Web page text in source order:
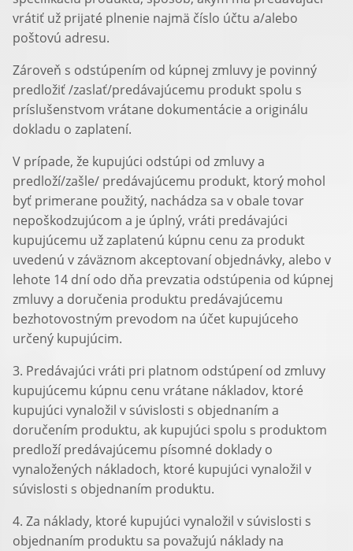
vrátiť už prijaté plnenie najmä číslo účtu a/alebo
poštovú adresu.
Zároveň s odstúpením od kúpnej zmluvy je povinný
predložiť /zaslať/predávajúcemu produkt spolu s
príslušenstvom vrátane dokumentácie a originálu
dokladu o zaplatení.
V prípade, že kupujúci odstúpi od zmluvy a
predloží/zašle/ predávajúcemu produkt, ktorý mohol
byť primerane použitý, nachádza sa v obale tovar
nepoškodzujúcom a je úplný, vráti predávajúci
kupujúcemu už zaplatenú kúpnu cenu za produkt
uvedenú v záväznom akceptovaní objednávky, alebo v
lehote 14 dní odo dňa prevzatia odstúpenia od kúpnej
zmluvy a doručenia produktu predávajúcemu
bezhotovostným prevodom na účet kupujúceho
určený kupujúcim.
3. Predávajúci vráti pri platnom odstúpení od zmluvy
kupujúcemu kúpnu cenu vrátane nákladov, ktoré
kupujúci vynaložil v súvislosti s objednaním a
doručením produktu, ak kupujúci spolu s produktom
predloží predávajúcemu písomné doklady o
vynaložených nákladoch, ktoré kupujúci vynaložil v
súvislosti s objednaním produktu.
4. Za náklady, ktoré kupujúci vynaložil v súvislosti s
objednaním produktu sa považujú náklady na